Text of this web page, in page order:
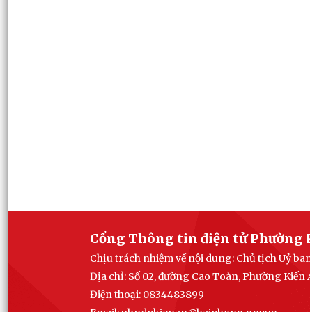
Cổng Thông tin điện tử Phường
Chịu trách nhiệm về nội dung: Chủ tịch Uỷ
Địa chỉ: Số 02, đường Cao Toàn, Phường
Điện thoại: 0834483899